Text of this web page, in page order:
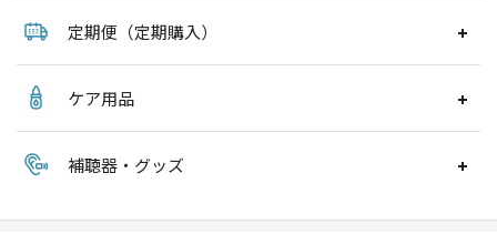
定期便（定期購入）
ケア用品
補聴器・グッズ